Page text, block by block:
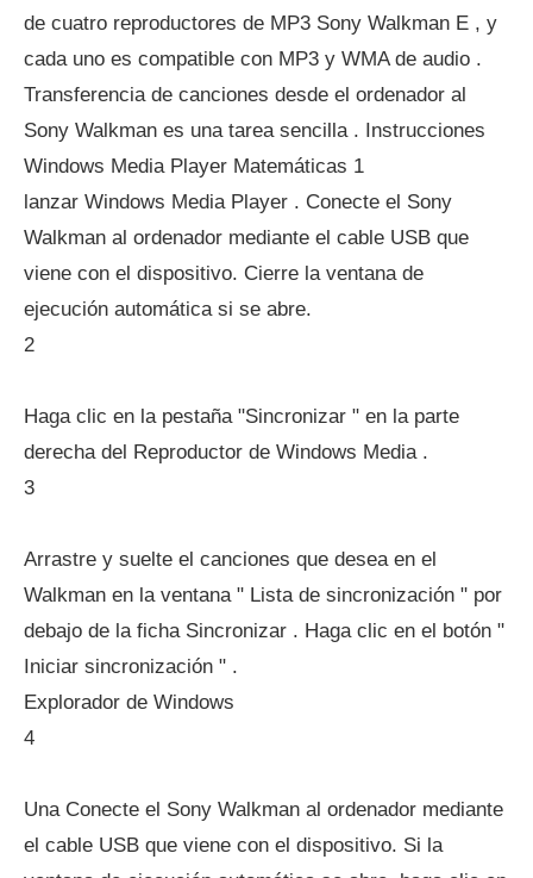
de cuatro reproductores de MP3 Sony Walkman E , y
cada uno es compatible con MP3 y WMA de audio .
Transferencia de canciones desde el ordenador al
Sony Walkman es una tarea sencilla . Instrucciones
Windows Media Player Matemáticas 1
lanzar Windows Media Player . Conecte el Sony
Walkman al ordenador mediante el cable USB que
viene con el dispositivo. Cierre la ventana de
ejecución automática si se abre.
2
Haga clic en la pestaña "Sincronizar " en la parte
derecha del Reproductor de Windows Media .
3
Arrastre y suelte el canciones que desea en el
Walkman en la ventana " Lista de sincronización " por
debajo de la ficha Sincronizar . Haga clic en el botón "
Iniciar sincronización " .
Explorador de Windows
4
Una Conecte el Sony Walkman al ordenador mediante
el cable USB que viene con el dispositivo. Si la